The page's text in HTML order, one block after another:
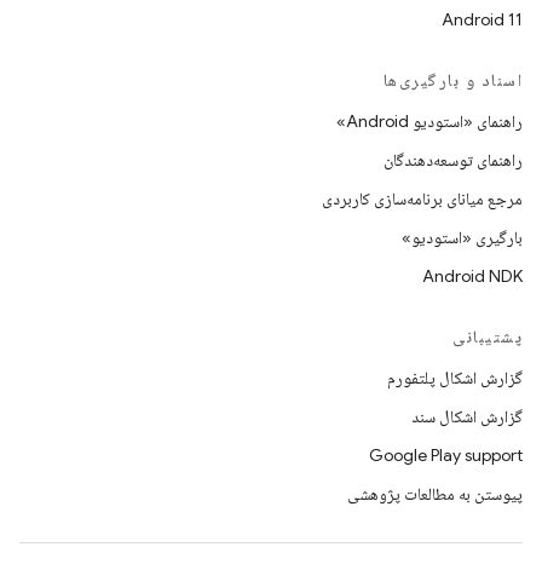
Android 11
اسناد و بارگیری‌ها
راهنمای «استودیو Android»
راهنمای توسعه‌دهندگان
مرجع میانای برنامه‌سازی کاربردی
بارگیری «استودیو»
Android NDK
پشتیبانی
گزارش اشکال پلتفورم
گزارش اشکال سند
Google Play support
پیوستن به مطالعات پژوهشی